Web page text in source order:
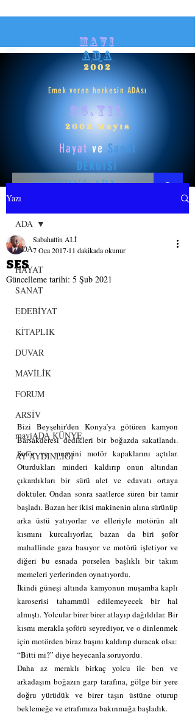
mavi
ADA
2002
Emek veren herkesin ADAsı
25.yıl
2002 Mayıs
HayatveSanat
DERGİSİ
SANAT
GİRİŞ YAP
Yazı
ADA
HAYAT
SANAT
EDEBİYAT
KİTAPLIK
DUVAR
MAVİLİK
FORUM
ARSİV
maviADA KÜNYE
AY AYDINLIĞI
ADA
SES
Sabahattin ALİ
7 Oca 2017 11 dakikada okunur
Güncelleme tarihi: 5 Şub 2021
Bizi Beyşehir'den Konya’ya götüren kamyon
Barsakderesi dedikleri bir boğazda sakatlandı.
Şoför ve muavini motör kapaklarını açtılar.
Oturdukları minderi kaldırıp onun altından
çıkardıkları bir sürü alet ve edavatı ortaya
döktüler. Ondan sonra saatlerce süren bir tamir
başladı. Bazan her ikisi makinenin alına sürünüp
arka üstü yatıyorlar ve elleriyle motörün alt
kısmını kurcalıyorlar, bazan da biri şoför
mahallinde gaza basıyor ve motörü işletiyor ve
diğeri bu esnada porselen başlıklı bir takım
memeleri yerlerinden oynatıyordu.
İkindi güneşi altında kamyonun muşamba kaplı
karoserisi tahammül edilemeyecek bir hal
almıştı. Yolcular birer birer atlayıp dağıldılar. Bir
kısmı merakla şoförü seyrediyor, ve o dinlenmek
için motörden biraz başını kaldırıp duracak olsa:
“Bitti mi?” diye heyecanla soruyordu.
Daha az meraklı birkaç yolcu ile ben ve
arkadaşım boğazın garp tarafına, gölge bir yere
doğru yürüdük ve birer taşın üstüne oturup
beklemeğe ve etrafımıza bakınmağa başladık.